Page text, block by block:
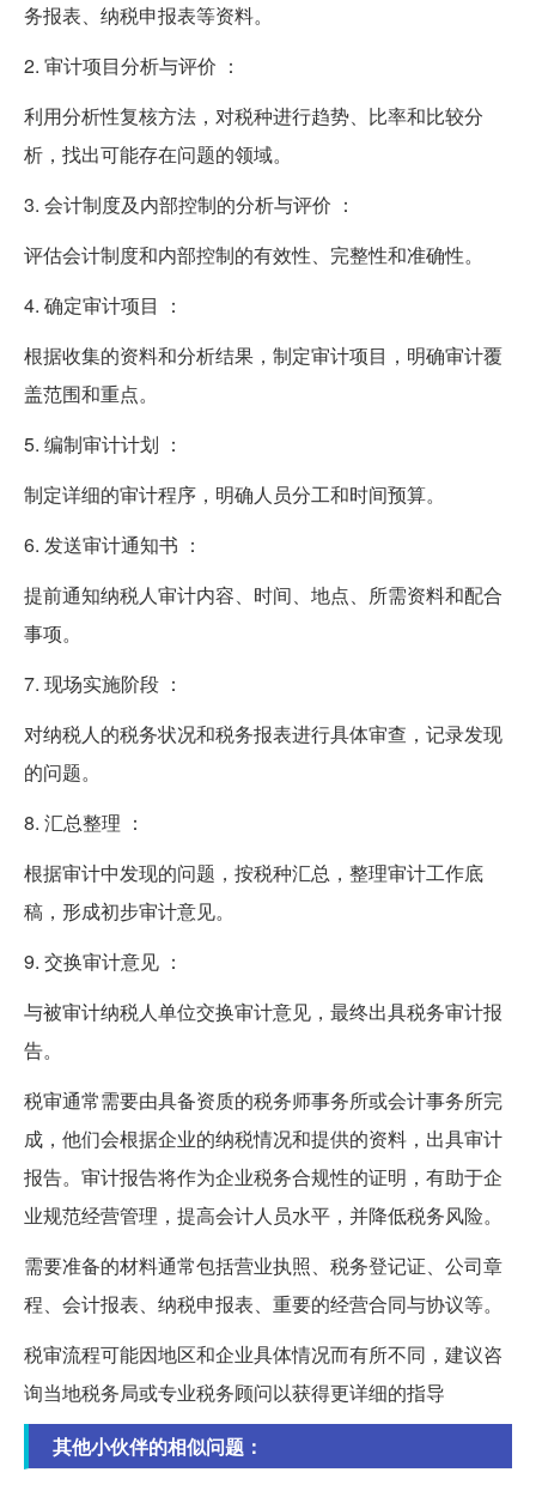
务报表、纳税申报表等资料。
2. 审计项目分析与评价 ：
利用分析性复核方法，对税种进行趋势、比率和比较分
析，找出可能存在问题的领域。
3. 会计制度及内部控制的分析与评价 ：
评估会计制度和内部控制的有效性、完整性和准确性。
4. 确定审计项目 ：
根据收集的资料和分析结果，制定审计项目，明确审计覆
盖范围和重点。
5. 编制审计计划 ：
制定详细的审计程序，明确人员分工和时间预算。
6. 发送审计通知书 ：
提前通知纳税人审计内容、时间、地点、所需资料和配合
事项。
7. 现场实施阶段 ：
对纳税人的税务状况和税务报表进行具体审查，记录发现
的问题。
8. 汇总整理 ：
根据审计中发现的问题，按税种汇总，整理审计工作底
稿，形成初步审计意见。
9. 交换审计意见 ：
与被审计纳税人单位交换审计意见，最终出具税务审计报
告。
税审通常需要由具备资质的税务师事务所或会计事务所完
成，他们会根据企业的纳税情况和提供的资料，出具审计
报告。审计报告将作为企业税务合规性的证明，有助于企
业规范经营管理，提高会计人员水平，并降低税务风险。
需要准备的材料通常包括营业执照、税务登记证、公司章
程、会计报表、纳税申报表、重要的经营合同与协议等。
税审流程可能因地区和企业具体情况而有所不同，建议咨
询当地税务局或专业税务顾问以获得更详细的指导
其他小伙伴的相似问题：